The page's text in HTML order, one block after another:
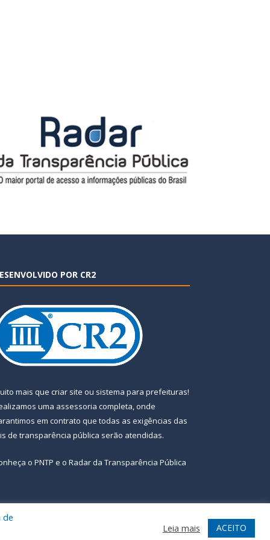
POR CR2
mais que criar site ou sistema para prefeituras!
uma assessoria completa, onde
em contrato que todas as exigências das
de transparência pública serão atendidas.
o PNTP e o Radar da Transparência Pública
Acessar Webmail
de
Leia mais ACEITO